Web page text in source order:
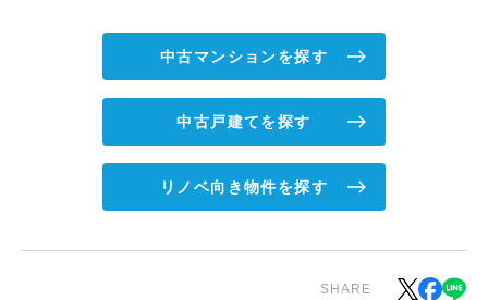
中古マンションを探す
中古戸建てを探す
リノベ向き物件を探す
SHARE